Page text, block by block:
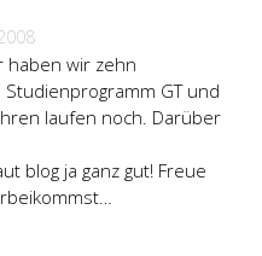
haben wir zehn
GT und
laufen noch. Darüber
blog ja ganz gut! Freue